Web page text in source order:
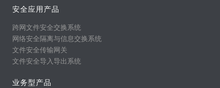
安全应用产品
跨网文件安全交换系统
网络安全隔离与信息交换系统
文件安全传输网关
文件安全导入导出系统
业务型产品